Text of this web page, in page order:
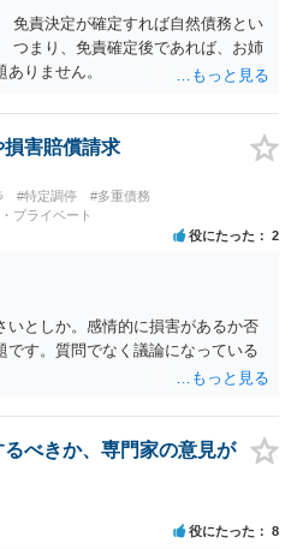
免責決定が確定すれば自然債務とい
つまり、免責確定後であれば、お姉
りません。
害賠償請求
#特定調停
#多重債務
プライベート
役にたった 2
いとしか。感情的に損害があるか否
す。質問でなく議論になっている
べきか、専門家の意見が
役にたった 8